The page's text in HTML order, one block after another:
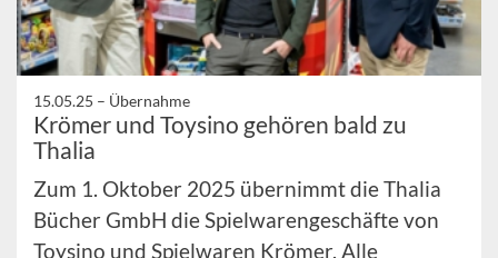
15.05.25 – Übernahme
Krömer und Toysino gehören bald zu
Thalia
Zum 1. Oktober 2025 übernimmt die Thalia
Bücher GmbH die Spielwarengeschäfte von
Toysino und Spielwaren Krömer. Alle